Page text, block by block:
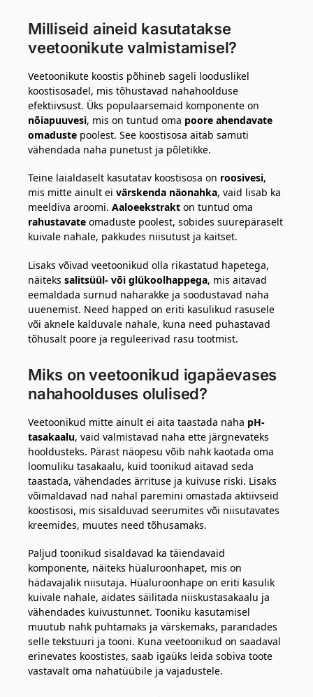
Milliseid aineid kasutatakse
veetoonikute valmistamisel?
Veetoonikute koostis põhineb sageli looduslikel
koostisosadel, mis tõhustavad nahahoolduse
efektiivsust. Üks populaarsemaid komponente on
nõiapuuvesi, mis on tuntud oma poore ahendavate
omaduste poolest. See koostisosa aitab samuti
vähendada naha punetust ja põletikke.
Teine laialdaselt kasutatav koostisosa on roosivesi,
mis mitte ainult ei värskenda näonahka, vaid lisab ka
meeldiva aroomi. Aaloeekstrakt on tuntud oma
rahustavate omaduste poolest, sobides suurepäraselt
kuivale nahale, pakkudes niisutust ja kaitset.
Lisaks võivad veetoonikud olla rikastatud hapetega,
näiteks salitsüül- või glükoolhappega, mis aitavad
eemaldada surnud naharakke ja soodustavad naha
uuenemist. Need happed on eriti kasulikud rasusele
või aknele kalduvale nahale, kuna need puhastavad
tõhusalt poore ja reguleerivad rasu tootmist.
Miks on veetoonikud igapäevases
nahahoolduses olulised?
Veetoonikud mitte ainult ei aita taastada naha pH-
tasakaalu, vaid valmistavad naha ette järgnevateks
hooldusteks. Pärast näopesu võib nahk kaotada oma
loomuliku tasakaalu, kuid toonikud aitavad seda
taastada, vähendades ärrituse ja kuivuse riski. Lisaks
võimaldavad nad nahal paremini omastada aktiivseid
koostisosi, mis sisalduvad seerumites või niisutavates
kreemides, muutes need tõhusamaks.
Paljud toonikud sisaldavad ka täiendavaid
komponente, näiteks hüaluroonhapet, mis on
hädavajalik niisutaja. Hüaluroonhape on eriti kasulik
kuivale nahale, aidates säilitada niiskustasakaalu ja
vähendades kuivustunnet. Tooniku kasutamisel
muutub nahk puhtamaks ja värskemaks, parandades
selle tekstuuri ja tooni. Kuna veetoonikud on saadaval
erinevates koostistes, saab igaüks leida sobiva toote
vastavalt oma nahatüübile ja vajadustele.